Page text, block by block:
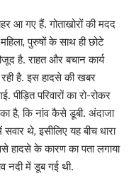
आ गए हैं. गोताखोरों की मदद
पुरुषों के साथ ही छोटे
है. राहत और बचान कार्य
रही है. इस हादसे की खबर
परिवारों का रो-रोकर
है, कि नांव कैसे डूबी. अंदाजा
सवार थे, इसीलिए यह बीच धारा
हादसे के कारण का पता लगाया
नदी में डूब गई थी.